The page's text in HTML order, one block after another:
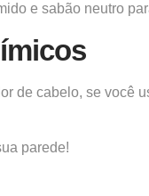
e sabão neutro
de cabelo, se você
parede!